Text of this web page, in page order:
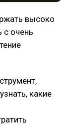
высоко
с очень
какие